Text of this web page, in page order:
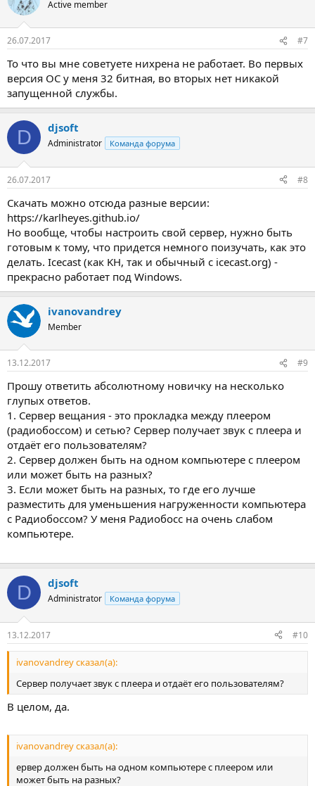
Active member
26.07.2017 #7
То что вы мне советуете нихрена не работает. Во первых
версия ОС у меня 32 битная, во вторых нет никакой
запущенной службы.
D djsoft
Administrator Команда форума
26.07.2017 #8
Скачать можно отсюда разные версии:
https://karlheyes.github.io/
Но вообще, чтобы настроить свой сервер, нужно быть
готовым к тому, что придется немного поизучать, как это
делать. Icecast (как KH, так и обычный с icecast.org) -
прекрасно работает под Windows.
ivanovandrey
Member
13.12.2017 #9
Прошу ответить абсолютному новичку на несколько
глупых ответов.
1. Сервер вещания - это прокладка между плеером
(радиобоссом) и сетью? Сервер получает звук с плеера и
отдаёт его пользователям?
2. Сервер должен быть на одном компьютере с плеером
или может быть на разных?
3. Если может быть на разных, то где его лучше
разместить для уменьшения нагруженности компьютера
с Радиобоссом? У меня Радиобосс на очень слабом
компьютере.
D djsoft
Administrator Команда форума
13.12.2017 #10
ivanovandrey сказал(а):
Сервер получает звук с плеера и отдаёт его пользователям?
В целом, да.
ivanovandrey сказал(а):
ервер должен быть на одном компьютере с плеером или
может быть на разных?